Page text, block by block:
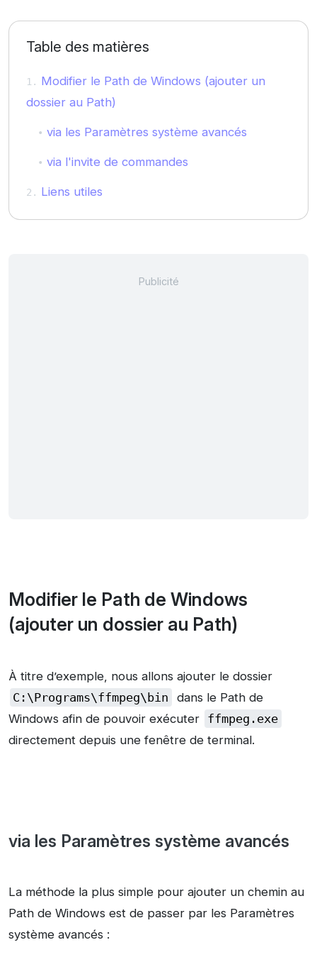
Table des matières
Modifier le Path de Windows (ajouter un
dossier au Path)
via les Paramètres système avancés
via l'invite de commandes
Liens utiles
Modifier le Path de Windows
(ajouter un dossier au Path)
À titre d’exemple, nous allons ajouter le dossier
C:\Programs\ffmpeg\bin
dans le Path de
Windows afin de pouvoir exécuter ffmpeg.exe
directement depuis une fenêtre de terminal.
via les Paramètres système avancés
La méthode la plus simple pour ajouter un chemin au
Path de Windows est de passer par les Paramètres
système avancés :